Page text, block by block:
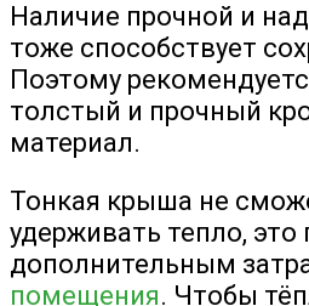
Наличие прочной и
тоже способствует
Поэтому
толстый и прочный
материал.
Тонкая крыша не
удерживать тепло, это
дополнительным
помещения. Чтобы